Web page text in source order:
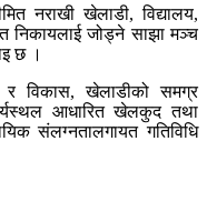
नराखी खेलाडी, विद्यालय,
निकायलाई जोड्ने साझा मञ्च
छ ।
र विकास, खेलाडीको समग्र
आधारित खेलकुद तथा
संलग्नतालगायत गतिविधि